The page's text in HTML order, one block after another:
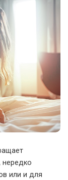
или и для